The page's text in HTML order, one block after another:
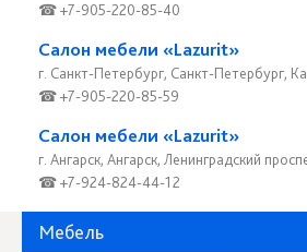
☎ +7-905-220-85-40
Салон мебели «Lazurit»
г. Санкт-Петербург, Санкт-Петербург,
☎ +7-905-220-85-59
Салон мебели «Lazurit»
г. Ангарск, Ангарск, Ленинградский
☎ +7-924-824-44-12
Мебель